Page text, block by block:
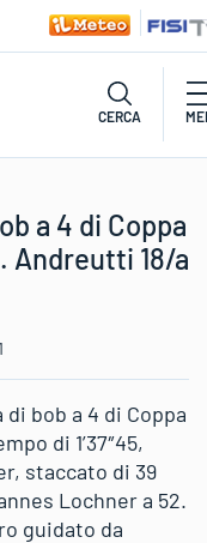
CERCA
a 4 di Coppa
Andreutti 18/a
bob a 4 di Coppa
di 1’37″45,
staccato di 39
Lochner a 52.
guidato da